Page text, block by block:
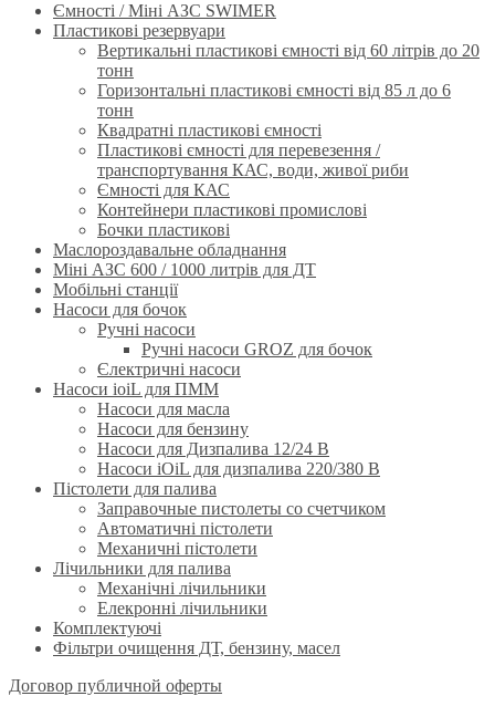
Ємності / Міні АЗС SWIMER
Пластикові резервуари
Вертикальні пластикові ємності від 60 літрів до 20
тонн
Горизонтальні пластикові ємності від 85 л до 6
тонн
Квадратні пластикові ємності
Пластикові ємності для перевезення /
транспортування КАС, води, живої риби
Ємності для КАС
Контейнери пластикові промислові
Бочки пластикові
Маслороздавальне обладнання
Міні АЗС 600 / 1000 литрів для ДТ
Мобільні станції
Насоси для бочок
Ручнi насоси
Ручні насоси GROZ для бочок
Єлектричні насоси
Насоси ioiL для ПММ
Насоси для масла
Насоси для бензину
Насоси для Дизпалива 12/24 B
Насоси iOiL для дизпалива 220/380 B
Пістолети для палива
Заправочные пистолеты со счетчиком
Автоматичні пістолети
Механичні пістолети
Лічильники для палива
Механічні лічильники
Елекронні лічильники
Комплектуючі
Фільтри очищення ДТ, бензину, масел
Договор публичной оферты